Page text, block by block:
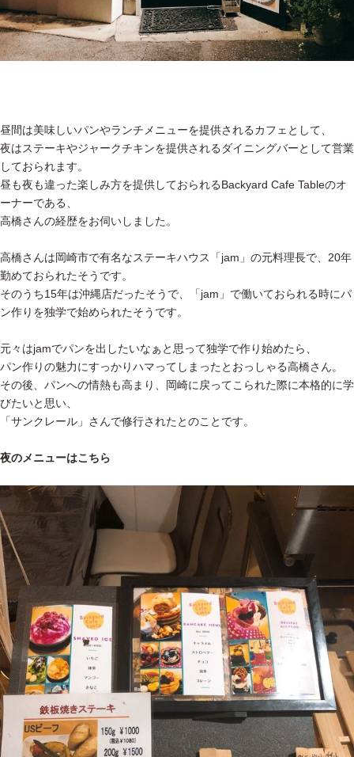
昼間は美味しいパンやランチメニューを提供されるカフェとして、
夜はステーキやジャークチキンを提供されるダイニングバーとして営業
しておられます。
昼も夜も違った楽しみ方を提供しておられるBackyard Cafe Tableのオ
ーナーである、
高橋さんの経歴をお伺いしました。
高橋さんは岡崎市で有名なステーキハウス「jam」の元料理長で、20年
勤めておられたそうです。
そのうち15年は沖縄店だったそうで、「jam」で働いておられる時にパ
ン作りを独学で始められたそうです。
元々はjamでパンを出したいなぁと思って独学で作り始めたら、
パン作りの魅力にすっかりハマってしまったとおっしゃる高橋さん。
その後、パンへの情熱も高まり、岡崎に戻ってこられた際に本格的に学
びたいと思い、
「サンクレール」さんで修行されたとのことです。
夜のメニューはこちら